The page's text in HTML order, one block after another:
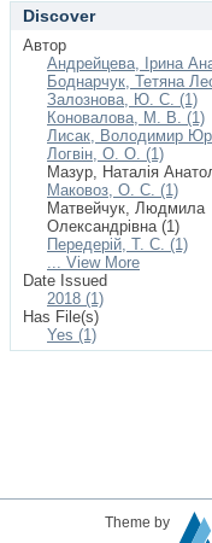
Discover
Автор
Андрейцева, Ірина
Боднарчук, Тетяна
Залознова, Ю. С. (1)
Коновалова, М. В. (1)
Лисак, Володимир
Логвін, О. О. (1)
Мазур, Наталія
Маковоз, О. С. (1)
Матвейчук, Людмила
Олександрівна (1)
Передерій, Т. С. (1)
... View More
Date Issued
2018 (1)
Has File(s)
Yes (1)
Theme by